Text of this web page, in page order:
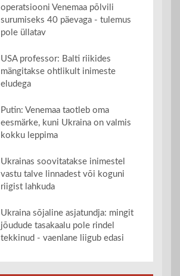
operatsiooni Venemaa põlvili
surumiseks 40 päevaga - tulemus
pole üllatav
USA professor: Balti riikides
mängitakse ohtlikult inimeste
eludega
Putin: Venemaa taotleb oma
eesmärke, kuni Ukraina on valmis
kokku leppima
Ukrainas soovitatakse inimestel
vastu talve linnadest või koguni
riigist lahkuda
Ukraina sõjaline asjatundja: mingit
jõudude tasakaalu pole rindel
tekkinud - vaenlane liigub edasi